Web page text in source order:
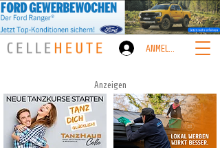
ANMELDEN
Anzeigen